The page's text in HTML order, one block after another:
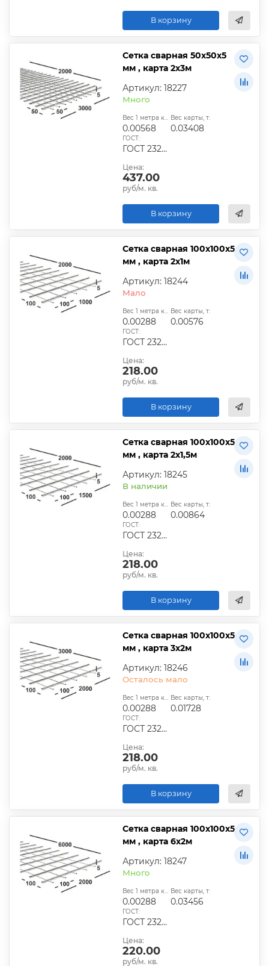
В корзину
Сетка сварная 50х50х5
мм , карта 2х3м
Артикул: 18227
Много
Вес 1 метра квадратного, т:
0.00568
Вес карты, т:
0.03408
ГОСТ:
ГОСТ 23279-2012, ТУ
Цена:
437.00
руб/м. кв.
В корзину
Сетка сварная 100х100х5
мм , карта 2х1м
Артикул: 18244
Мало
Вес 1 метра квадратного, т:
0.00288
Вес карты, т:
0.00576
ГОСТ:
ГОСТ 23279-2012, ТУ
Цена:
218.00
руб/м. кв.
В корзину
Сетка сварная 100х100х5
мм , карта 2х1,5м
Артикул: 18245
В наличии
Вес 1 метра квадратного, т:
0.00288
Вес карты, т:
0.00864
ГОСТ:
ГОСТ 23279-2012, ТУ
Цена:
218.00
руб/м. кв.
В корзину
Сетка сварная 100х100х5
мм , карта 3х2м
Артикул: 18246
Осталось мало
Вес 1 метра квадратного, т:
0.00288
Вес карты, т:
0.01728
ГОСТ:
ГОСТ 23279-2012, ТУ
Цена:
218.00
руб/м. кв.
В корзину
Сетка сварная 100х100х5
мм , карта 6х2м
Артикул: 18247
Много
Вес 1 метра квадратного, т:
0.00288
Вес карты, т:
0.03456
ГОСТ:
ГОСТ 23279-2012, ТУ
Цена:
220.00
руб/м. кв.